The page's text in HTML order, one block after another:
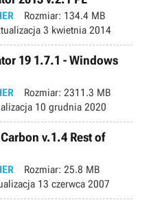
Rozmiar: 134.4 MB
3 kwietnia 2014
19 1.7.1 - Windows
Rozmiar: 2311.3 MB
10 grudnia 2020
v.1.4 Rest of
Rozmiar: 25.8 MB
13 czerwca 2007